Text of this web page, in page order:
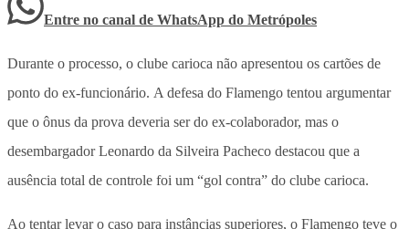
Entre no canal de WhatsApp do Metrópoles
Durante o processo, o clube carioca não apresentou os cartões de
ponto do ex-funcionário. A defesa do Flamengo tentou argumentar
que o ônus da prova deveria ser do ex-colaborador, mas o
desembargador Leonardo da Silveira Pacheco destacou que a
ausência total de controle foi um “gol contra” do clube carioca.
Ao tentar levar o caso para instâncias superiores, o Flamengo teve o